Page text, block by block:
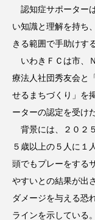
認知症サポーター
い知識と理解を持ち
きる範囲で手助けす
いわきＦＣは市、
療法人社団秀友会と
せるまちづくり」を
ーターの認定を受けた
背景には、２０２
５歳以上の５人に１
頭でもプレーをする
やすいとの結果が出
ダメージを与える恐
ラインを示している。